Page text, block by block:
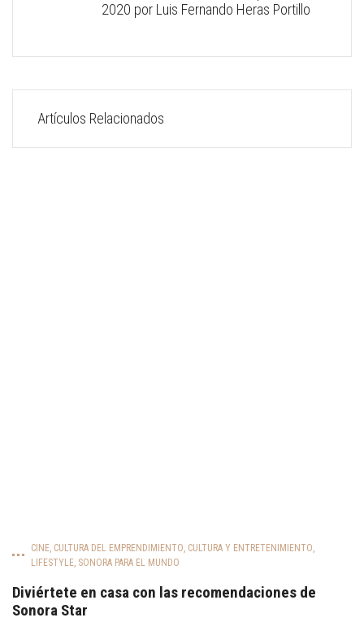
2020 por Luis Fernando Heras Portillo
Artículos Relacionados
CINE CULTURA DEL EMPRENDIMIENTO CULTURA Y ENTRETENIMIENTO
LIFESTYLE SONORA PARA EL MUNDO
Diviértete en casa con las recomendaciones de
Sonora Star